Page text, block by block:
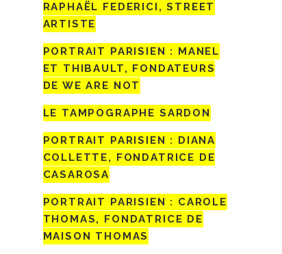
RAPHAËL FEDERICI, STREET
ARTISTE
PORTRAIT PARISIEN : MANEL
ET THIBAULT, FONDATEURS
DE WE ARE NOT
LE TAMPOGRAPHE SARDON
PORTRAIT PARISIEN : DIANA
COLLETTE, FONDATRICE DE
CASAROSA
PORTRAIT PARISIEN : CAROLE
THOMAS, FONDATRICE DE
MAISON THOMAS